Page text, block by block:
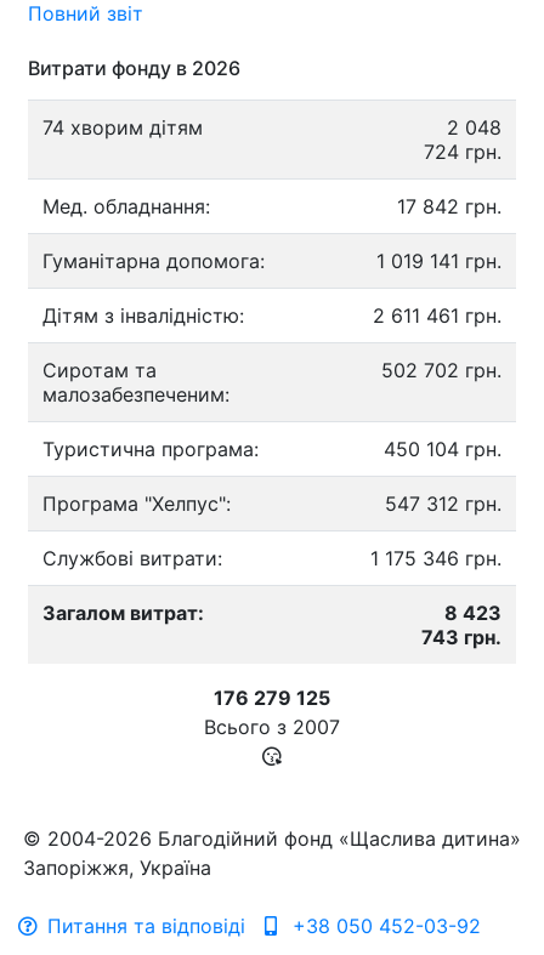
Повний звіт
Витрати фонду в 2026
74 хворим дітям
2 048
724 грн.
Мед. обладнання: 17 842 грн.
Гуманітарна допомога: 1 019 141 грн.
Дітям з інвалідністю: 2 611 461 грн.
Сиротам та
малозабезпеченим:
502 702 грн.
Туристична програма: 450 104 грн.
Програма "Хелпус": 547 312 грн.
Службові витрати: 1 175 346 грн.
Загалом витрат:
8 423
743 грн.
176 279 125
Всього з 2007
© 2004-2026 Благодійний фонд «Щаслива дитина»
Запоріжжя, Україна
Питання та відповіді
+38 050 452-03-92